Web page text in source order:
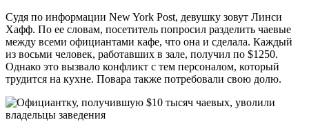
Судя по информации New York Post, девушку зовут Линси
Хафф. По ее словам, посетитель попросил разделить чаевые
между всеми официантами кафе, что она и сделала. Каждый
из восьми человек, работавших в зале, получил по $1250.
Однако это вызвало конфликт с тем персоналом, который
трудится на кухне. Повара также потребовали свою долю.